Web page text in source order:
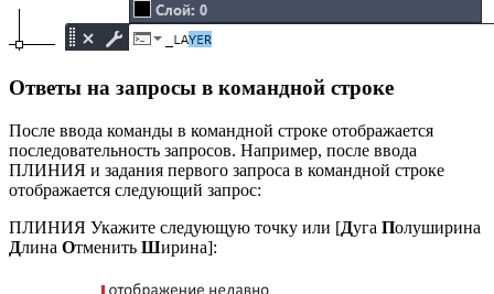
Ответы на запросы в командной строке
После ввода команды в командной строке отображается
последовательность запросов. Например, после ввода
ПЛИНИЯ и задания первого запроса в командной строке
отображается следующий запрос:
ПЛИНИЯ Укажите следующую точку или [Дуга Полуширина
Длина Отменить Ширина]: